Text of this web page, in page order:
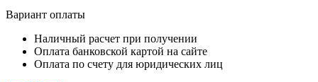
Вариант оплаты
Наличный расчет при получении
Оплата банковской картой на сайте
Оплата по счету для юридических лиц